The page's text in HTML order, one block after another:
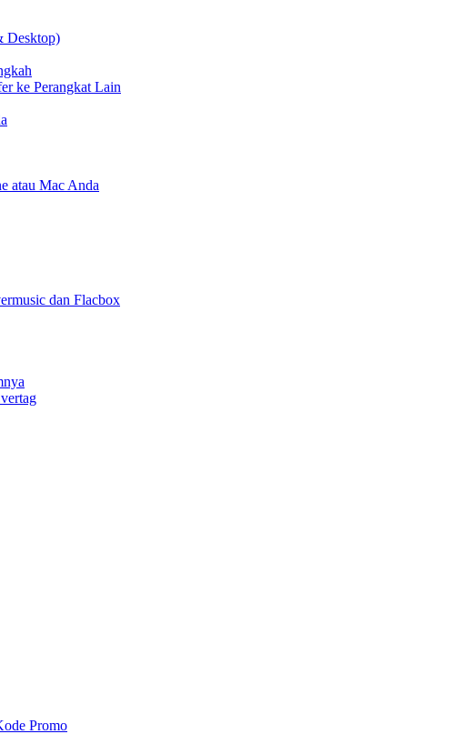
Desktop)
ke Perangkat Lain
atau Mac Anda
dan Flacbox
Promo